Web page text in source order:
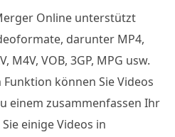
Online unterstützt
darunter MP4,
M4V, VOB, 3GP, MPG usw.
können Sie Videos
einem zusammenfassen Ihr
einige Videos in